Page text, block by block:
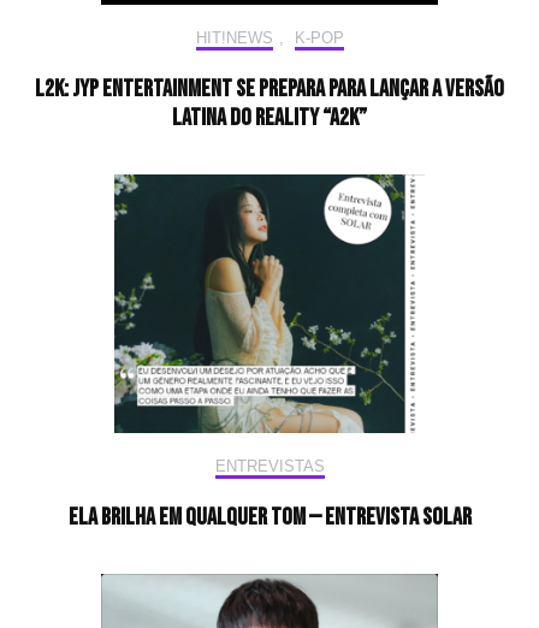
HIT!NEWS , K-POP
L2K: JYP Entertainment se prepara para lançar a versão
latina do reality “A2K”
ENTREVISTAS
Ela brilha em qualquer tom — Entrevista Solar